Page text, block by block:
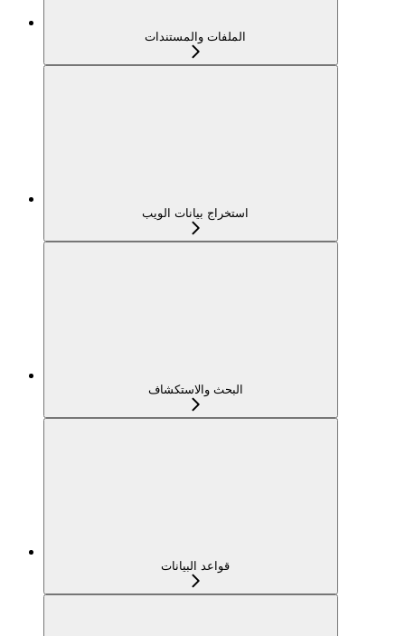
الملفات والمستندات
استخراج بيانات الويب
البحث والاستكشاف
قواعد البيانات